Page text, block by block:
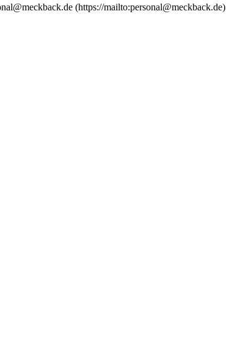
(https://mailto:personal@meckback.de)